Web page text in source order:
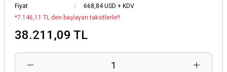
Fiyat
668,84 USD + KDV
*7.146,11 TL den başlayan taksitlerle!!
38.211,09 TL